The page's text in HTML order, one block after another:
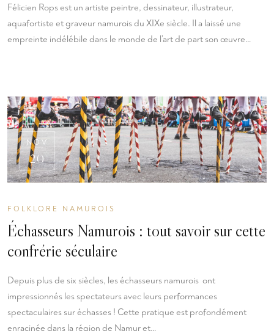
Félicien Rops est un artiste peintre, dessinateur, illustrateur,
aquafortiste et graveur namurois du XIXe siècle. Il a laissé une
empreinte indélébile dans le monde de l’art de part son œuvre…
NOV
20
FOLKLORE NAMUROIS
Échasseurs Namurois : tout savoir sur cette
confrérie séculaire
Depuis plus de six siècles, les échasseurs namurois ont
impressionnés les spectateurs avec leurs performances
spectaculaires sur échasses ! Cette pratique est profondément
enracinée dans la région de Namur et…